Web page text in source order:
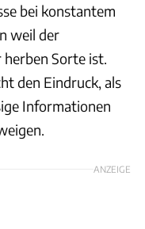
bei konstantem
weil der
Sorte ist.
den Eindruck, als
Informationen
ANZEIGE